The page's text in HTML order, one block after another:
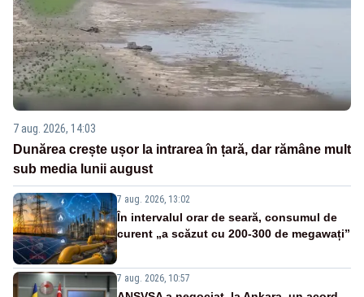
7 aug. 2026, 14:03
Dunărea crește ușor la intrarea în țară, dar rămâne mult
sub media lunii august
7 aug. 2026, 13:02
În intervalul orar de seară, consumul de
curent „a scăzut cu 200-300 de megawați”
7 aug. 2026, 10:57